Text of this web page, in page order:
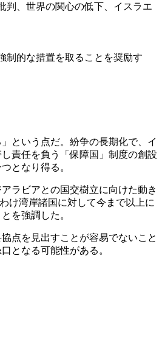
判、世界の関心の低下、イスラエ
制的な措置を取ることを奨励す
という点だ。紛争の長期化で、イ
責任を負う「保障国」制度の創設
となり得る。
ラビアとの国交樹立に向けた動き
け湾岸諸国に対して今まで以上に
を強調した。
点を見出すことが容易でないこと
となる可能性がある。